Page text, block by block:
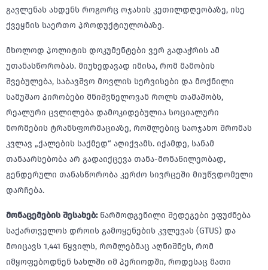
გავლენას ახდენს როგორც ოჯახის კეთილდღეობაზე, ისე
ქვეყნის საერთო პროდუქტიულობაზე.
მხოლოდ პოლიტის დოკუმენტები ვერ გადაჭრის ამ
უთანასწორობას. მიუხედავად იმისა, რომ მამობის
შვებულება, საბავშვო მოვლის სერვისები და მოქნილი
სამუშაო პირობები მნიშვნელოვან როლს თამაშობს,
რეალური ცვლილება დამოკიდებულია სოციალური
ნორმების ტრანსფორმაციაზე, რომლებიც საოჯახო შრომას
კვლავ „ქალების საქმედ“ აღიქვამს. იქამდე, სანამ
თანაარსებობა არ გადაიქცევა თანა-მონაწილეობად,
გენდერული თანასწორობა კერძო სივრცეში მიუწვდომელი
დარჩება.
მონაცემების შესახებ:წარმოდგენილი შედეგები ეფუძნება
საქართველოს დროის გამოყენების კვლევას (GTUS) და
მოიცავს 1,441 წყვილს, რომლებმაც აღნიშნეს, რომ
იმყოფებოდნენ სახლში იმ პერიოდში, როდესაც მათი